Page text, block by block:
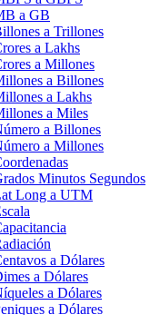
a GB
a Trillones
a Lakhs
a Millones
a Billones
a Lakhs
a Miles
a Billones
a Millones
Minutos Segundos
Long a UTM
a Dólares
a Dólares
a Dólares
a Dólares